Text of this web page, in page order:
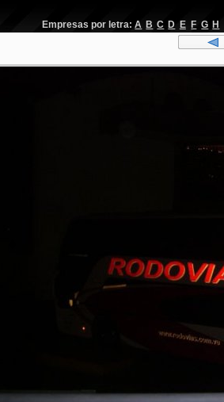
Empresas por letra: A B C D E F G H